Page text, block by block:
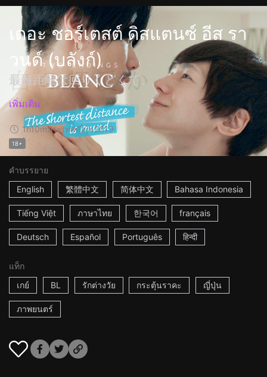
เดอะ ชอร์เตสต์ ดิสแตนซ์ อีส รา
วนด์ (บลังก์)
最短距離は回りくどくて、
เพิ่มเติม
1h10mประเทศญี่ปุ่น2019
18+
คำบรรยาย
English
繁體中文 简体中文 Bahasa Indonesia
Tiếng Việt ภาษาไทย 한국어 français
Deutsch Español Português हिन्दी
แท็ก
เกย์
BL รักต่างวัย กระตุ้นราคะ ญี่ปุ่น
ภาพยนตร์